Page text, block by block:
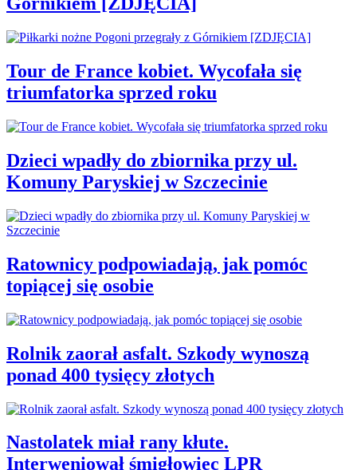
Tour de France kobiet. Wycofała się
triumfatorka sprzed roku
Dzieci wpadły do zbiornika przy ul.
Komuny Paryskiej w Szczecinie
Ratownicy podpowiadają, jak pomóc
topiącej się osobie
Rolnik zaorał asfalt. Szkody wynoszą
ponad 400 tysięcy złotych
Nastolatek miał rany kłute.
Interweniował śmigłowiec LPR